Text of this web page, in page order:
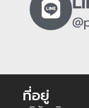
ที่อยู่